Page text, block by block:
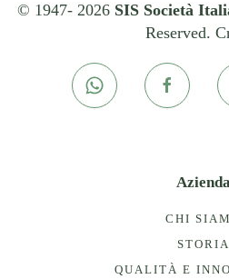
© 1947- 2026 SIS Società
Reserved.
CHI
STORIA
QUALITÀ E